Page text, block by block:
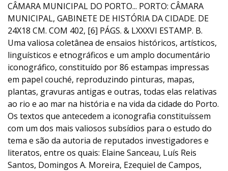
CÂMARA MUNICIPAL DO PORTO... PORTO: CÂMARA
MUNICIPAL, GABINETE DE HISTÓRIA DA CIDADE. DE
24X18 CM. COM 402, [6] PÁGS. & LXXXVI ESTAMP. B.
Uma valiosa coletânea de ensaios históricos, artísticos,
linguísticos e etnográficos e um amplo documentário
iconográfico, constituído por 86 estampas impressas
em papel couché, reproduzindo pinturas, mapas,
plantas, gravuras antigas e outras, todas elas relativas
ao rio e ao mar na história e na vida da cidade do Porto.
Os textos que antecedem a iconografia constituíssem
com um dos mais valiosos subsídios para o estudo do
tema e são da autoria de reputados investigadores e
literatos, entre os quais: Elaine Sanceau, Luís Reis
Santos, Domingos A. Moreira, Ezequiel de Campos,